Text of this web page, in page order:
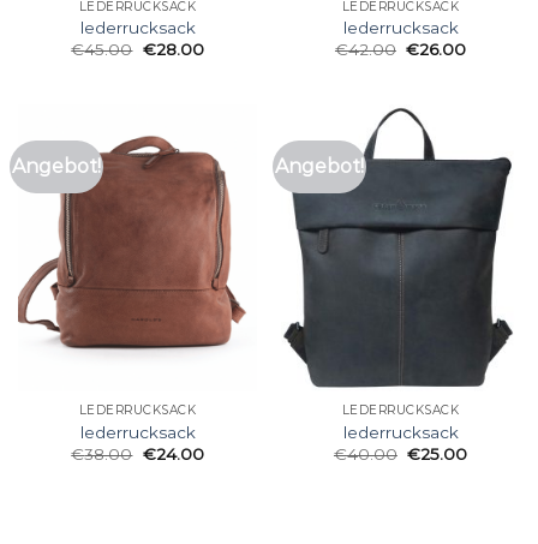
LEDERRUCKSACK
lederrucksack
€45.00 €28.00
LEDERRUCKSACK
lederrucksack
€42.00 €26.00
Angebot!
LEDERRUCKSACK
lederrucksack
€38.00 €24.00
Angebot!
LEDERRUCKSACK
lederrucksack
€40.00 €25.00